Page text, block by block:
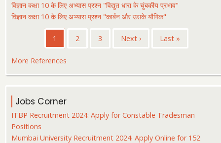
विज्ञान कक्षा 10 के लिए अभ्यास प्रश्न "विद्युत धारा के चुंबकीय प्रभाव"
विज्ञान कक्षा 10 के लिए अभ्यास प्रश्न "कार्बन और उसके यौगिक"
PaginationCurrent
page
1 पृष्ठ
2 पृष्ठ
3
Next
Next ›
Last
Last »
More References
Jobs Corner
ITBP Recruitment 2024: Apply for Constable Tradesman
Positions
Mumbai University Recruitment 2024: Apply Online for 152